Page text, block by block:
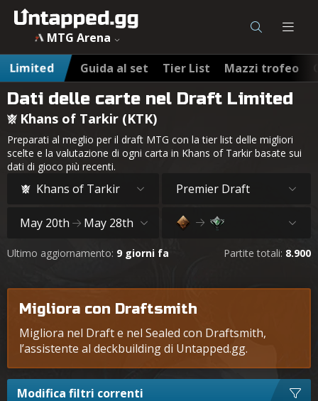
MTG Arena
Limited
Guida al set Tier List Mazzi trofeo
Dati delle carte nel Draft Limited
Khans of Tarkir (KTK)
Preparati al meglio per il draft MTG con la tier list delle migliori
scelte e la valutazione di ogni carta in Khans of Tarkir basate sui
dati di gioco più recenti.
Khans of Tarkir Premier Draft
May 20th May 28th
Ultimo aggiornamento: 9 giorni fa Partite totali: 8.900
Migliora con Draftsmith
Migliora nel Draft e nel Sealed con Draftsmith,
l’assistente al deckbuilding di Untapped.gg.
Modifica filtri correnti